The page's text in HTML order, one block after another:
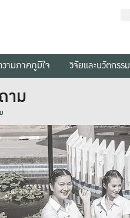
วามภาคภูมิใจ วิจัยและนวัตกรรม
าม